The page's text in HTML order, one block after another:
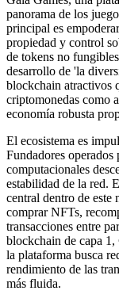
panorama de los
principal es
propiedad y control
de tokens no
desarrollo de 'la
blockchain atractivos
criptomonedas como
economía robusta
El ecosistema es
Fundadores
computacionales
estabilidad de la red.
central dentro de este
comprar NFTs,
transacciones entre
blockchain de capa
la plataforma busca
rendimiento de las
más fluida.